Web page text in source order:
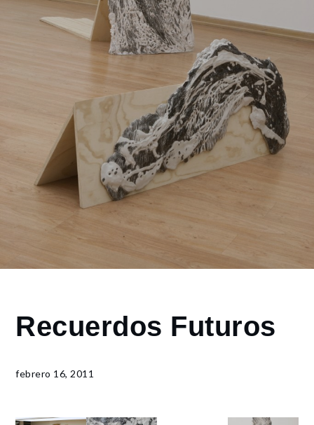
Home
Derivas
Recuerdos Futuros
febrero 16, 2011